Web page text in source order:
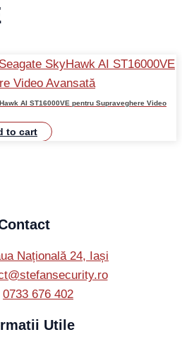
AI ST16000VE pentru Supraveghere Video
to cart
Națională 24, Iași
0733 676 402
Utile